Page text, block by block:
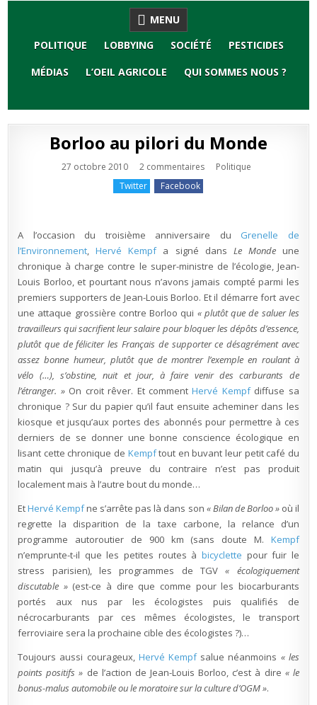
MENU
POLITIQUE
LOBBYING SOCIÉTÉ
PESTICIDES
MÉDIAS
L’OEIL AGRICOLE QUI SOMMES NOUS ?
Borloo au pilori du Monde
27 octobre 2010 2 commentairessur Publié
Politique
Twitter
Facebook
A l’occasion du troisième anniversaire du Grenelle de
l’Environnement,Hervé Kempfa signé dans Le Mondeune
chronique à charge contre le super-ministre de l’écologie, Jean-
Louis Borloo, et pourtant nous n’avons jamais compté parmi les
premiers supporters de Jean-Louis Borloo. Et il démarre fort avec
une attaque grossière contre Borloo qui « plutôt que de saluer les
travailleurs qui sacrifient leur salaire pour bloquer les dépôts d’essence,
plutôt que de féliciter les Français de supporter ce désagrément avec
assez bonne humeur, plutôt que de montrer l’exemple en roulant à
vélo (…), s’obstine, nuit et jour, à faire venir des carburants de
l’étranger. » On croit rêver. Et commentHervé Kempfdiffuse sa
chronique ? Sur du papier qu’il faut ensuite acheminer dans les
kiosque et jusqu’aux portes des abonnés pour permettre à ces
derniers de se donner une bonne conscience écologique en
lisant cette chronique de Kempftout en buvant leur petit café du
matin qui jusqu’à preuve du contraire n’est pas produit
localement mais à l’autre bout du monde…
EtHervé Kempfne s’arrête pas là dans son « Bilan de Borloo »où il
regrette la disparition de la taxe carbone, la relance d’un
programme autoroutier de 900 km (sans doute M. Kempf
n’emprunte-t-il que les petites routes à bicyclette pour fuir le
stress parisien), les programmes de TGV« écologiquement
discutable »(est-ce à dire que comme pour les biocarburants
portés aux nus par les écologistes puis qualifiés de
nécrocarburants par ces mêmes écologistes, le transport
ferroviaire sera la prochaine cible des écologistes ?)…
Toujours aussi courageux, Hervé Kempfsalue néanmoins « les
points positifs » de l’action de Jean-Louis Borloo, c’est à dire « le
bonus-malus automobile ou le moratoire sur la culture d’OGM ».